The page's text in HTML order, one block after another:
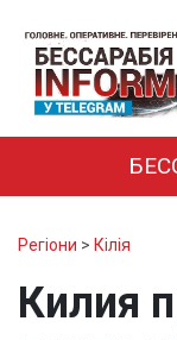
Регіони > Кілія
Килия